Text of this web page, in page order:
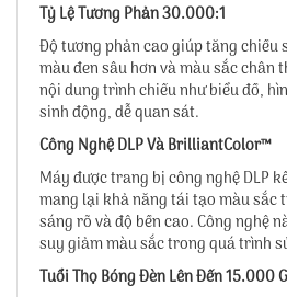
Tỷ Lệ Tương Phản 30.000:1
Độ tương phản cao giúp tăng chiều
màu đen sâu hơn và màu sắc chân
nội dung trình chiếu như biểu đồ,
sinh động, dễ quan sát.
Công Nghệ DLP Và BrilliantColor™
Máy được trang bị công nghệ DLP
mang lại khả năng tái tạo màu sắc
sáng rõ và độ bền cao. Công nghệ
suy giảm màu sắc trong quá trình
Tuổi Thọ Bóng Đèn Lên Đến 15.000